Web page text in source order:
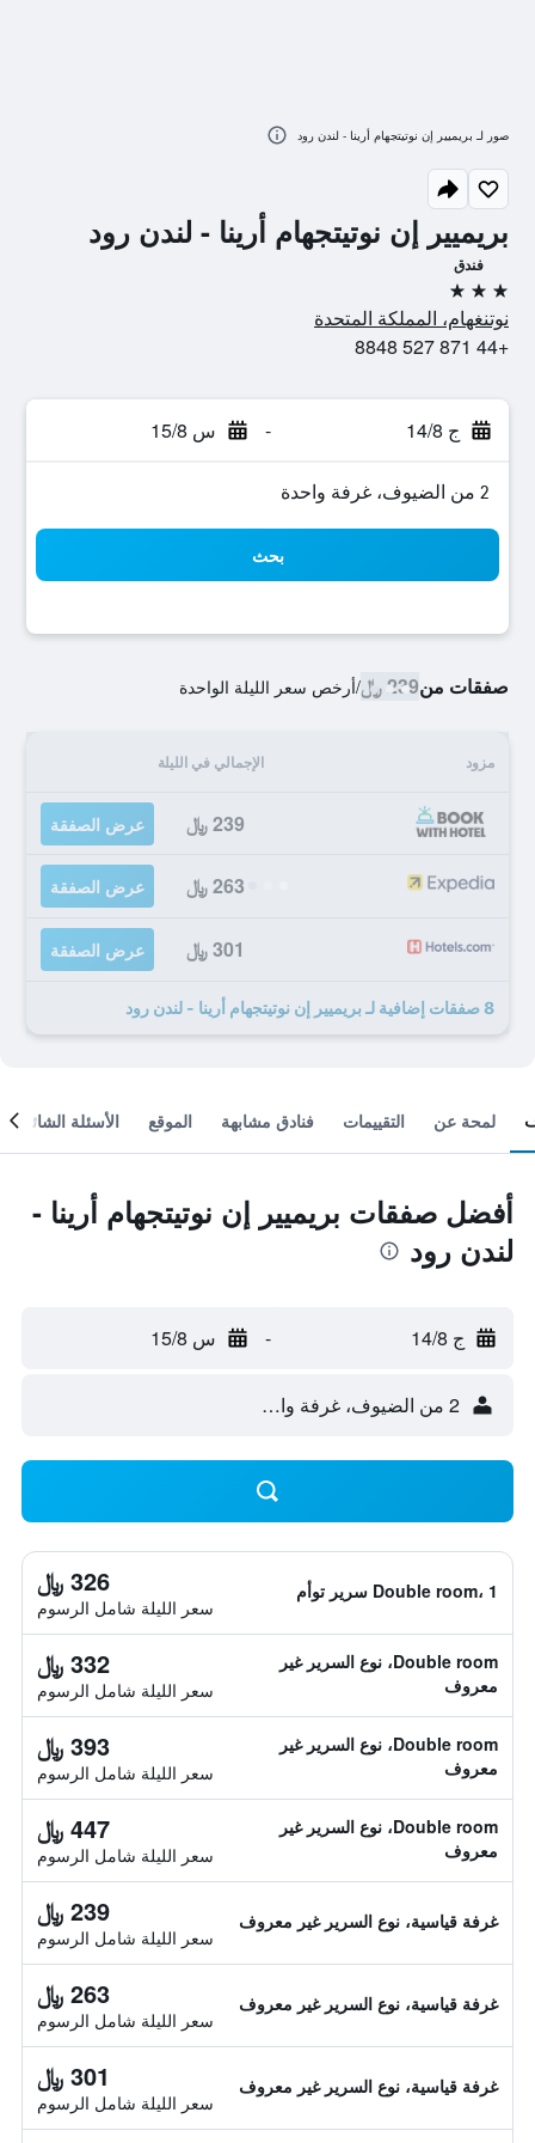
بريميير إن نوتيتجهام أرينا - لندن رود
فندق
3 نجوم
نوتنغهام، المملكة المتحدة
+44 871 527 8848
ج 14/8 - س 15/8
2 من الضيوف، غرفة واحدة
بحث
صفقات من239 ﷼ /أرخص سعر الليلة الواحدة
مزود الإجمالي في الليلة
239 ﷼ عرض الصفقة
263 ﷼ عرض الصفقة
301 ﷼ عرض الصفقة
8 صفقات إضافية لـ بريميير إن نوتيتجهام أرينا - لندن رود
صور لـ بريميير إن نوتيتجهام أرينا - لندن رود
لمحة عن التقييمات فنادق مشابهة الموقع الأسئلة الشائعة
أفضل صفقات بريميير إن نوتيتجهام أرينا -
لندن رود
ج 14/8 - س 15/8
2 من الضيوف، غرفة واحدة
Double room، 1 سرير توأم 326 ﷼
سعر الليلة شامل الرسوم
Double room، نوع السرير غير
معروف
332 ﷼
سعر الليلة شامل الرسوم
Double room، نوع السرير غير
معروف
393 ﷼
سعر الليلة شامل الرسوم
Double room، نوع السرير غير
معروف
447 ﷼
سعر الليلة شامل الرسوم
غرفة قياسية، نوع السرير غير معروف 239 ﷼
سعر الليلة شامل الرسوم
غرفة قياسية، نوع السرير غير معروف 263 ﷼
سعر الليلة شامل الرسوم
غرفة قياسية، نوع السرير غير معروف 301 ﷼
سعر الليلة شامل الرسوم